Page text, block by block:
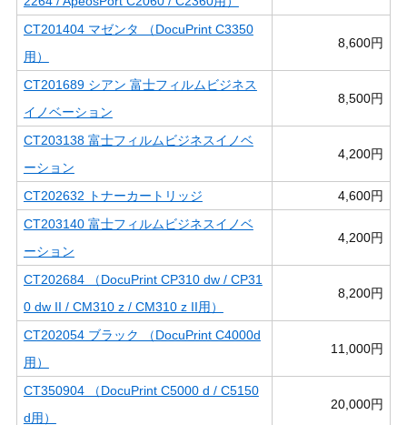
CT201404 マゼンタ （DocuPrint C3350
用）
8,600円
CT201689 シアン 富士フィルムビジネス
イノベーション
8,500円
CT203138 富士フィルムビジネスイノベ
ーション
4,200円
CT202632 トナーカートリッジ
4,600円
CT203140 富士フィルムビジネスイノベ
ーション
4,200円
CT202684 （DocuPrint CP310 dw / CP31
0 dw II / CM310 z / CM310 z II用）
8,200円
CT202054 ブラック （DocuPrint C4000d
用）
11,000円
CT350904 （DocuPrint C5000 d / C5150
d用）
20,000円